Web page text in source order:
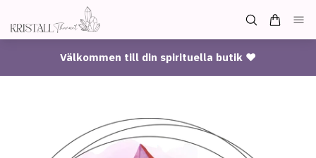
Välkommen till din spirituella butik ♥